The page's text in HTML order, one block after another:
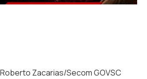
Zacarias/Secom GOVSC